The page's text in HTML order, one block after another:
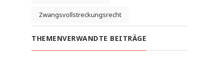
Zwangsvollstreckungsrecht
THEMENVERWANDTE BEITRÄGE